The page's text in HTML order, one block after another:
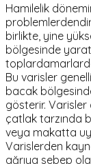
Hamilelik
birlikte, yine
bölgesinde
Bu varisler
bacak
gösterir. Varisler
çatlak tarzında
veya makatta
Varislerden
ağrıya sebep